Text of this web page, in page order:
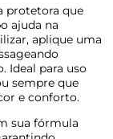
protetora que
ajuda na
aplique uma
Ideal para uso
sempre que
e conforto.
sua fórmula